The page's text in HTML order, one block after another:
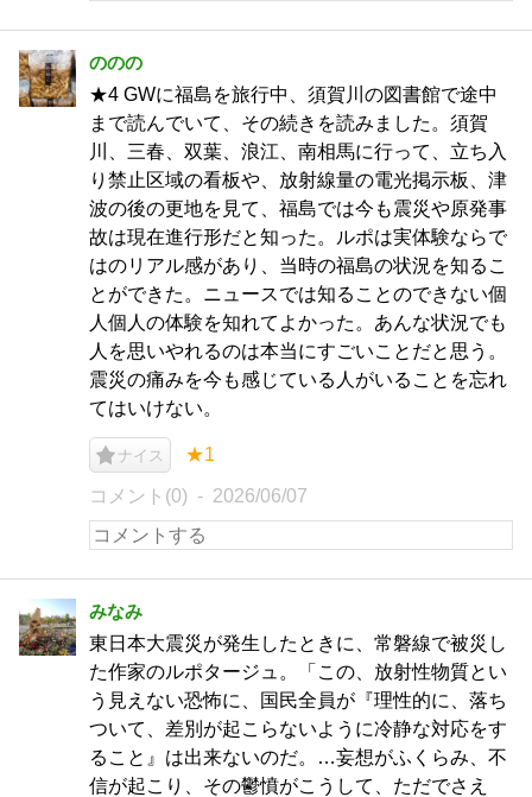
ののの
★4 GWに福島を旅行中、須賀川の図書館で途中
まで読んでいて、その続きを読みました。須賀
川、三春、双葉、浪江、南相馬に行って、立ち入
り禁止区域の看板や、放射線量の電光掲示板、津
波の後の更地を見て、福島では今も震災や原発事
故は現在進行形だと知った。ルポは実体験ならで
はのリアル感があり、当時の福島の状況を知るこ
とができた。ニュースでは知ることのできない個
人個人の体験を知れてよかった。あんな状況でも
人を思いやれるのは本当にすごいことだと思う。
震災の痛みを今も感じている人がいることを忘れ
てはいけない。
ナイス ★1
コメント(0) 2026/06/07
みなみ
東日本大震災が発生したときに、常磐線で被災し
た作家のルポタージュ。「この、放射性物質とい
う見えない恐怖に、国民全員が『理性的に、落ち
ついて、差別が起こらないように冷静な対応をす
ること』は出来ないのだ。…妄想がふくらみ、不
信が起こり、その鬱憤がこうして、ただでさえ